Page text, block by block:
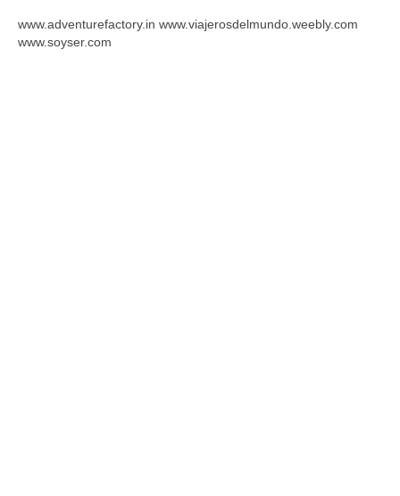
www.adventurefactory.in www.viajerosdelmundo.weebly.com
www.soyser.com